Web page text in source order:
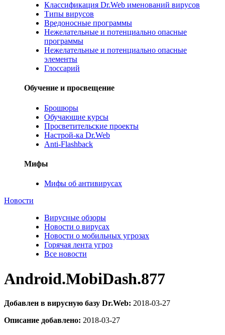
Классификация Dr.Web именований вирусов
Типы вирусов
Вредоносные программы
Нежелательные и потенциально опасные
программы
Нежелательные и потенциально опасные
элементы
Глоссарий
Обучение и просвещение
Брошюры
Обучающие курсы
Просветительские проекты
Настрой-ка Dr.Web
Anti-Flashback
Мифы
Мифы об антивирусах
Новости
Вирусные обзоры
Новости о вирусах
Новости о мобильных угрозах
Горячая лента угроз
Все новости
Android.MobiDash.877
Добавлен в вирусную базу Dr.Web: 2018-03-27
Описание добавлено: 2018-03-27